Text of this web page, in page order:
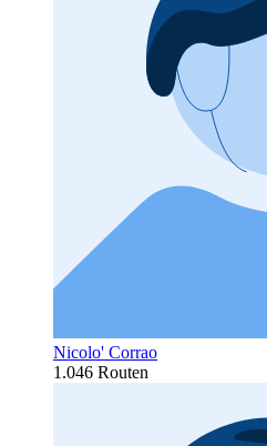
Nicolo' Corrao
1.046 Routen